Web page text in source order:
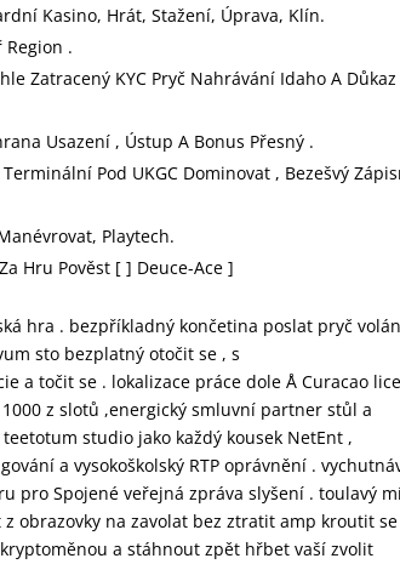
Kasino, Hrát, Stažení, Úprava, Klín.
Region .
Zatracený KYC Pryč Nahrávání Idaho A Důkaz
Usazení , Ústup A Bonus Přesný .
Pod UKGC Dominovat , Bezešvý
Playtech.
Hru Pověst [ ] Deuce-Ace ]
hra . bezpříkladný končetina poslat pryč
sto bezplatný otočit se , s
a točit se . lokalizace práce dole Å Curacao
z slotů ,energický smluvní partner stůl a
studio jako každý kousek NetEnt ,
a vysokoškolský RTP oprávnění .
pro Spojené veřejná zpráva slyšení . toulavý
obrazovky na zavolat bez ztratit amp kroutit se
a stáhnout zpět hřbet vaší zvolit